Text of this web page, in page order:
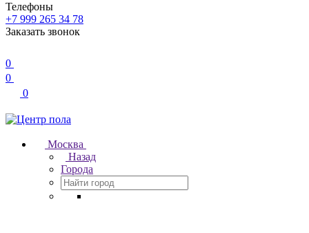
Телефоны
+7 999 265 34 78
Заказать звонок
0
0
0
Москва
Назад
Города